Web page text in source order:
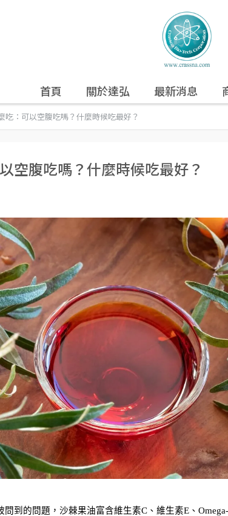
首頁 關於達弘 最新消息
吃：可以空腹吃嗎？什麼時候吃最好？
空腹吃嗎？什麼時候吃最好？
到的問題，沙棘果油富含維生素C、維生素E、